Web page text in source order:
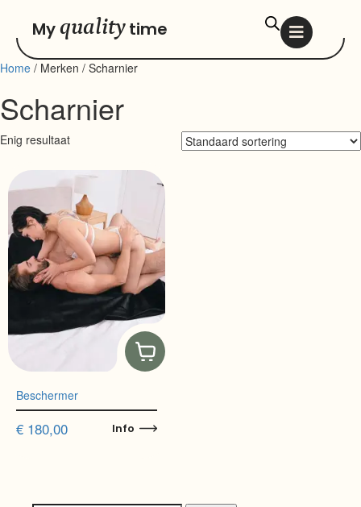
Myquality time
Home / Merken / Scharnier
Scharnier
Enig resultaat
Beschermer
€ 180,00 Info